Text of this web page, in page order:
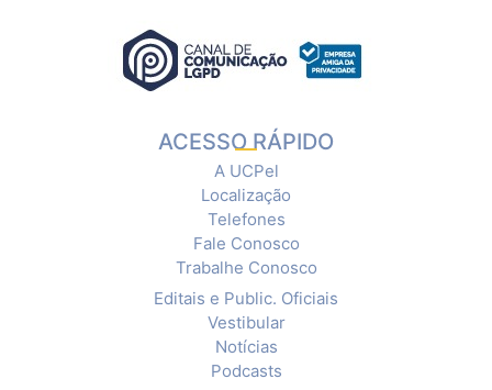
ACESSO RÁPIDO
A UCPel
Localização
Telefones
Fale Conosco
Trabalhe Conosco
Editais e Public. Oficiais
Vestibular
Notícias
Podcasts